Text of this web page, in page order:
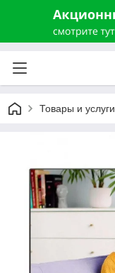
Товары и услуги